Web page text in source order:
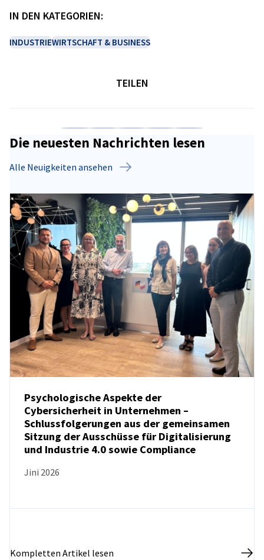
IN DEN KATEGORIEN:
INDUSTRIEWIRTSCHAFT & BUSINESS
TEILEN
Auf Facebook teilen
Auf LinkedIn teilen
Auf X teilenAuf Xing teilen
Die neuesten Nachrichten lesen
Alle Neuigkeiten ansehen
NEUIGKEITEN
Psychologische Aspekte der
Cybersicherheit in Unternehmen –
Schlussfolgerungen aus der gemeinsamen
Sitzung der Ausschüsse für Digitalisierung
und Industrie 4.0 sowie Compliance
Jini 2026
Kompletten Artikel lesen